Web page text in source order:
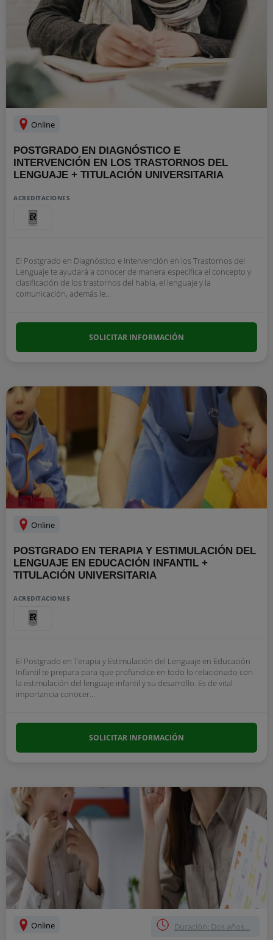
Online
POSTGRADO EN DIAGNÓSTICO E
INTERVENCIÓN EN LOS TRASTORNOS DEL
LENGUAJE + TITULACIÓN UNIVERSITARIA
ACREDITACIONES
El Postgrado en Diagnóstico e Intervención en los Trastornos del
Lenguaje te ayudará a conocer de manera específica el concepto y
clasificación de los trastornos del habla, el lenguaje y la
comunicación, además le...
SOLICITAR INFORMACIÓN
Online
POSTGRADO EN TERAPIA Y ESTIMULACIÓN DEL
LENGUAJE EN EDUCACIÓN INFANTIL +
TITULACIÓN UNIVERSITARIA
ACREDITACIONES
El Postgrado en Terapia y Estimulación del Lenguaje en Educación
Infantil te prepara para que profundice en todo lo relacionado con
la estimulación del lenguaje infantil y su desarrollo. Es de vital
importancia conocer...
SOLICITAR INFORMACIÓN
Online Duración: Dos años...